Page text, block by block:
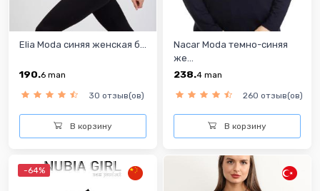
Elia Moda синяя женская б...
190.6 man
30 отзыв(ов)
В корзину
Nacar Moda темно-синяя
же...
238.4 man
260 отзыв(ов)
В корзину
-64%